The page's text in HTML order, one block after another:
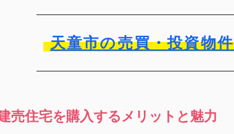
天童市の売買・投資物
売住宅を購入するメリットと魅力